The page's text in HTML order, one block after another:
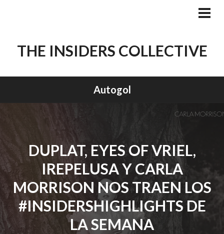
THE INSIDERS COLLECTIVE
Autogol
DUPLAT, EYES OF VRIEL,
IREPELUSA Y CARLA
MORRISON NOS TRAEN LOS
#INSIDERSHIGHLIGHTS DE
LA SEMANA